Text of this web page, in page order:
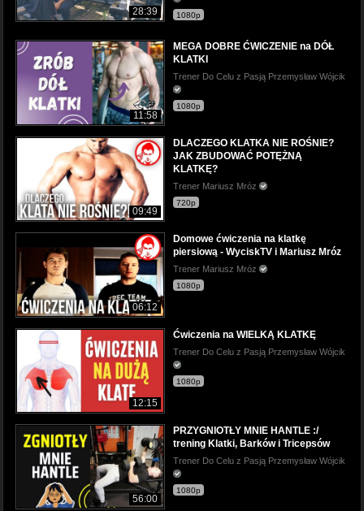
28:39 1080p
11:58
MEGA DOBRE ĆWICZENIE na DÓŁ
KLATKI
Trener Do Celu z Pasją Przemysław Wójcik
1080p
09:49
DLACZEGO KLATKA NIE ROŚNIE?
JAK ZBUDOWAĆ POTĘŻNĄ
KLATKĘ?
Trener Mariusz Mróz
720p
06:12
Domowe ćwiczenia na klatkę
piersiową - WyciskTV i Mariusz Mróz
Trener Mariusz Mróz
1080p
12:15
Ćwiczenia na WIELKĄ KLATKĘ
Trener Do Celu z Pasją Przemysław Wójcik
1080p
56:00
PRZYGNIOTŁY MNIE HANTLE :/
trening Klatki, Barków i Tricepsów
Trener Do Celu z Pasją Przemysław Wójcik
1080p